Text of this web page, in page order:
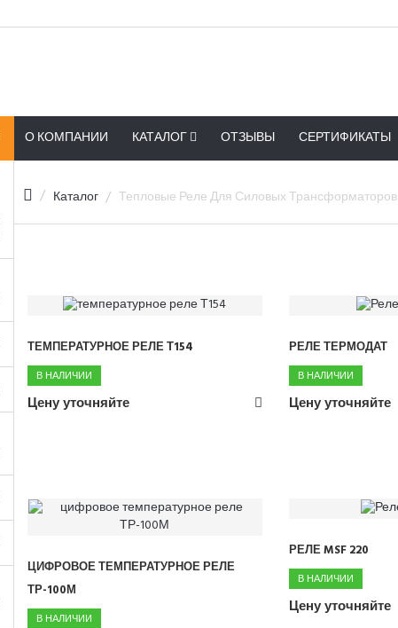
О КОМПАНИИ КАТАЛОГ ОТЗЫВЫ СЕРТИФИКАТЫ
Каталог Тепловые Реле Для Силовых Трансформаторов
ТЕМПЕРАТУРНОЕ РЕЛЕ Т154
В НАЛИЧИИ
Цену уточняйте
РЕЛЕ ТЕРМОДАТ
В НАЛИЧИИ
Цену уточняйте
ЦИФРОВОЕ ТЕМПЕРАТУРНОЕ РЕЛЕ
ТР-100М
В НАЛИЧИИ
РЕЛЕ MSF 220
В НАЛИЧИИ
Цену уточняйте